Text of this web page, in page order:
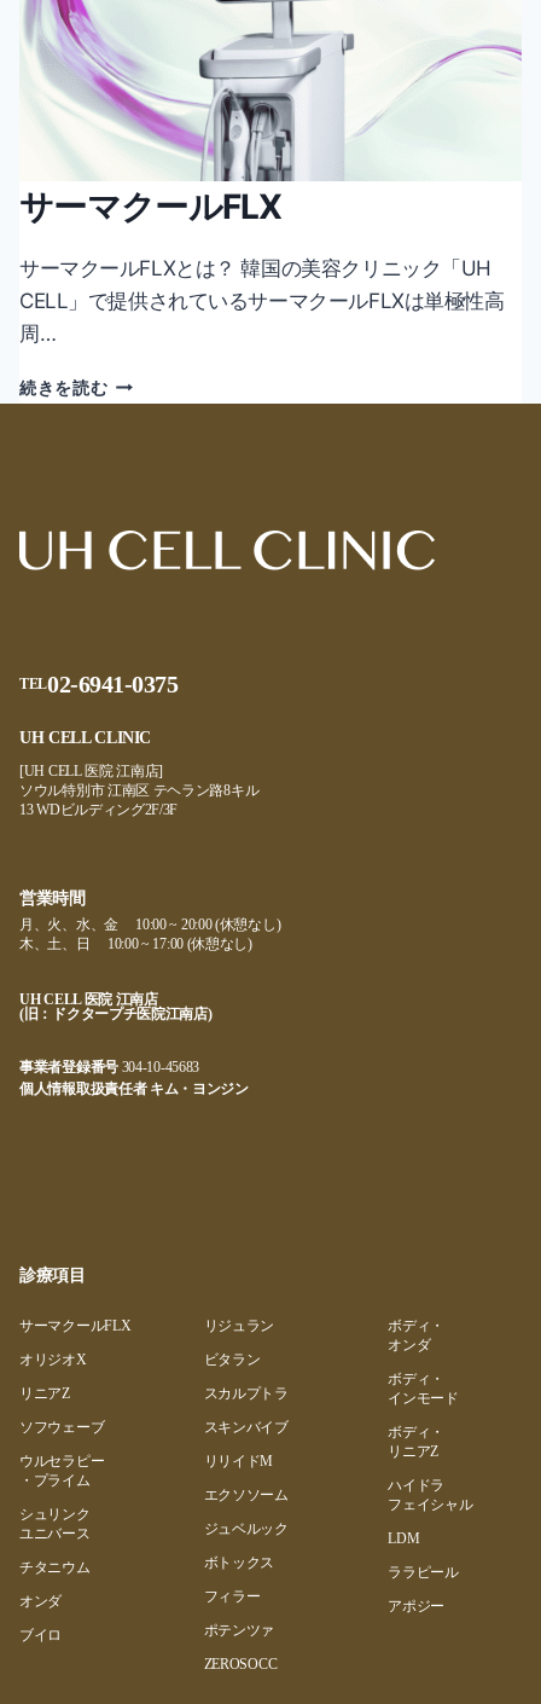
サーマクールFLX
サーマクールFLXとは？ 韓国の美容クリニック「UH
CELL」で提供されているサーマクールFLXは単極性高
周…
続きを読むサ
ー
FLX
TEL02-6941-0375
UH CELL CLINIC
[UH CELL 医院 江南店]
ソウル特別市 江南区 テヘラン路8キル
13 WDビルディング2F/3F
営業時間
月、火、水、金 10:00 ~ 20:00 (休憩なし)
木、土、日 10:00 ~ 17:00 (休憩なし)
UH CELL 医院 江南店
(旧：ドクタープチ医院江南店)
事業者登録番号 304-10-45683
個人情報取扱責任者 キム・ヨンジン
診療項目
サーマクールFLX
オリジオX
リニアZ
ソフウェーブ
ウルセラピー
・プライム
シュリンク
ユニバース
チタニウム
オンダ
ブイロ
リジュラン
ビタラン
スカルプトラ
スキンバイブ
リリイドM
エクソソーム
ジュベルック
ボトックス
フィラー
ポテンツァ
ZEROSOCC
ボディ・
オンダ
ボディ・
インモード
ボディ・
リニアZ
ハイドラ
フェイシャル
LDM
ララピール
アポジー